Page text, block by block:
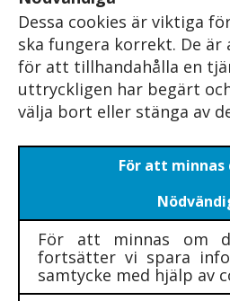
Dessa cookies är viktiga
ska fungera korrekt. De är
för att tillhandahålla en
uttryckligen har begärt
välja bort eller stänga av
För att minnas
För att minnas om
fortsätter vi spara
samtycke med hjälp av